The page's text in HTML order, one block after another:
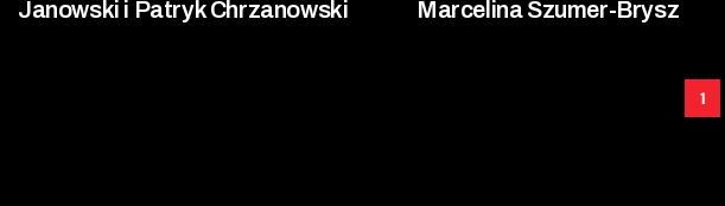
Janowski i Patryk Chrzanowski
Marcelina Szumer-Brysz
1